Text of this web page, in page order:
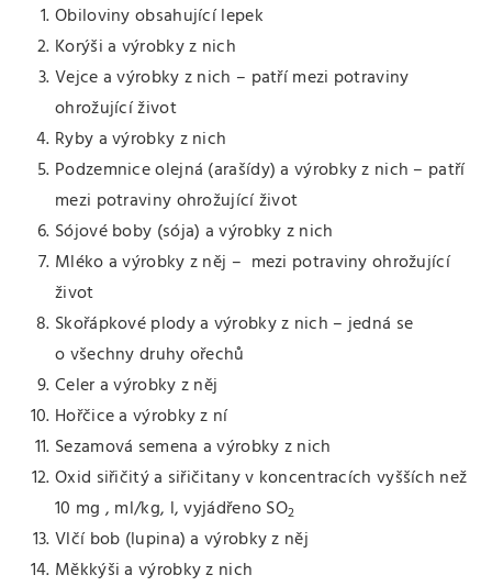
Obiloviny obsahující lepek
Korýši a výrobky z nich
Vejce a výrobky z nich – patří mezi potraviny
ohrožující život
Ryby a výrobky z nich
Podzemnice olejná (arašídy) a výrobky z nich – patří
mezi potraviny ohrožující život
Sójové boby (sója) a výrobky z nich
Mléko a výrobky z něj – mezi potraviny ohrožující
život
Skořápkové plody a výrobky z nich – jedná se
o všechny druhy ořechů
Celer a výrobky z něj
Hořčice a výrobky z ní
Sezamová semena a výrobky z nich
Oxid siřičitý a siřičitany v koncentracích vyšších než
10 mg , ml/kg, l, vyjádřeno SO2
Vlčí bob (lupina) a výrobky z něj
Měkkýši a výrobky z nich